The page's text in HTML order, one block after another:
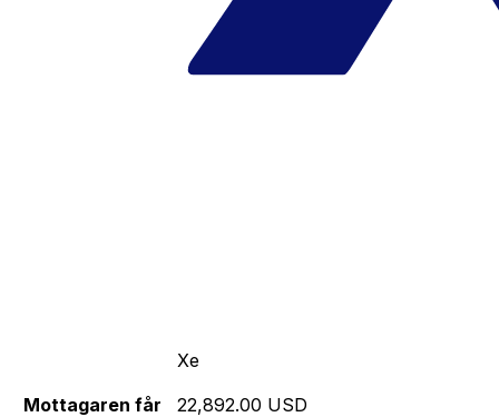
Xe
Mottagaren får
22,892.00 USD